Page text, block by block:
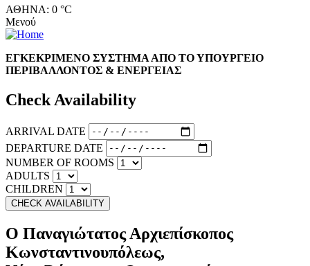
ΑΘΗΝΑ: 0 °C
Μενού
ΕΓΚΕΚΡΙΜΕΝΟ ΣΥΣΤΗΜΑ ΑΠΟ ΤΟ ΥΠΟΥΡΓΕΙΟ
ΠΕΡΙΒΑΛΛΟΝΤΟΣ & ΕΝΕΡΓΕΙΑΣ
Check Availability
ARRIVAL DATE
DEPARTURE DATE
NUMBER OF ROOMS
ADULTS
CHILDREN
Ο Παναγιώτατος Αρχιεπίσκοπος
Κωνσταντινουπόλεως,